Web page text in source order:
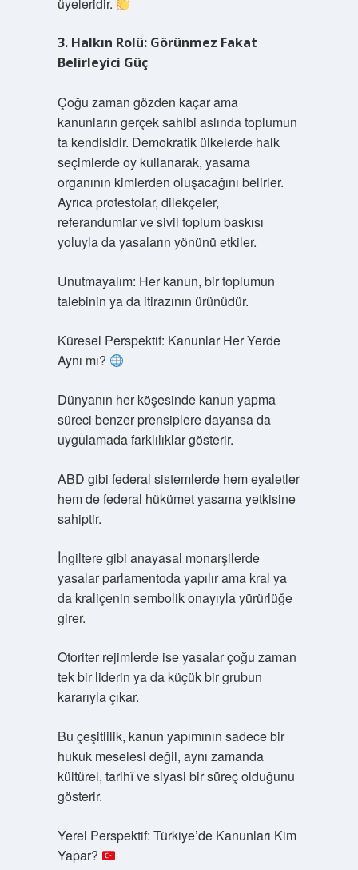
3. Halkın Rolü: Görünmez Fakat
Belirleyici Güç
Çoğu zaman gözden kaçar ama
kanunların gerçek sahibi aslında toplumun
ta kendisidir. Demokratik ülkelerde halk
seçimlerde oy kullanarak, yasama
organının kimlerden oluşacağını belirler.
Ayrıca protestolar, dilekçeler,
referandumlar ve sivil toplum baskısı
yoluyla da yasaların yönünü etkiler.
Unutmayalım: Her kanun, bir toplumun
talebinin ya da itirazının ürünüdür.
Küresel Perspektif: Kanunlar Her Yerde
Aynı mı?
Dünyanın her köşesinde kanun yapma
süreci benzer prensiplere dayansa da
uygulamada farklılıklar gösterir.
ABD gibi federal sistemlerde hem eyaletler
hem de federal hükümet yasama yetkisine
sahiptir.
İngiltere gibi anayasal monarşilerde
yasalar parlamentoda yapılır ama kral ya
da kraliçenin sembolik onayıyla yürürlüğe
girer.
Otoriter rejimlerde ise yasalar çoğu zaman
tek bir liderin ya da küçük bir grubun
kararıyla çıkar.
Bu çeşitlilik, kanun yapımının sadece bir
hukuk meselesi değil, aynı zamanda
kültürel, tarihî ve siyasi bir süreç olduğunu
gösterir.
Yerel Perspektif: Türkiye’de Kanunları Kim
Yapar?